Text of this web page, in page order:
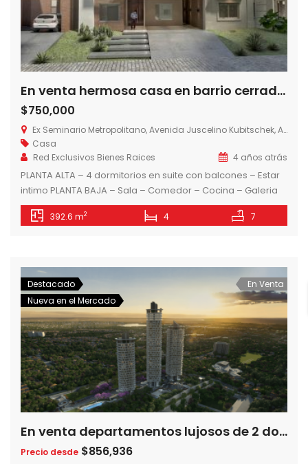
En venta hermosa casa en barrio cerrado, Zona Seminario
$750,000
Ex Seminario Metropolitano, Avenida Juscelino Kubitschek, Asunción, Paraguay
Casa
Red Exclusivos Bienes Raices
4 años atrás
PLANTA ALTA – 4 dormitorios en suite con balcones – Estar
intimo PLANTA BAJA – Sala – Comedor – Cocina – Galeria
con parrilla – Area de servicio – Patio – Piscina
392.6 m2 4 7
Destacado
Nueva en el Mercado
En Venta
En venta departamentos lujosos de 2 dormitorios en Jade Park sobre Avda. Santisima Trinidad
Precio desde $856,936